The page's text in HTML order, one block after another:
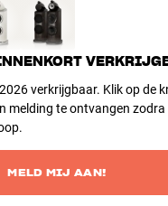
verkrijgbaar. Klik op de
melding te ontvangen
MELD MIJ AAN!